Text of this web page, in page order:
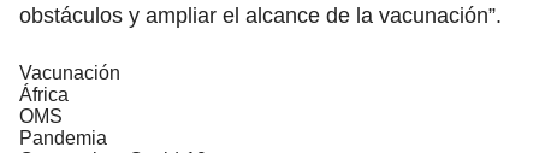
obstáculos y ampliar el alcance de la vacunación”.
Vacunación
África
OMS
Pandemia